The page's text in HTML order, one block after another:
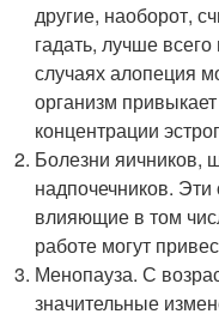
другие, наоборот,
гадать, лучше
случаях алопеция
организм
концентрации
Болезни яичников,
надпочечников.
влияющие в том
работе могут
Менопауза. С
значительные